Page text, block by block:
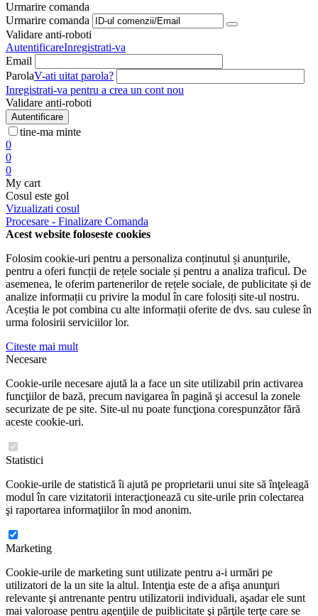
Urmarire comanda
Urmarire comanda
Validare anti-roboti
AutentificareInregistrati-va
Email
ParolaV-ati uitat parola?
Inregistrati-va pentru a crea un cont nou
Validare anti-roboti
Autentificare
tine-ma minte
0
0
0
My cart
Cosul este gol
Vizualizati cosul
Procesare - Finalizare Comanda
Acest website foloseste cookies
Folosim cookie-uri pentru a personaliza conținutul și anunțurile,
pentru a oferi funcții de rețele sociale și pentru a analiza traficul. De
asemenea, le oferim partenerilor de rețele sociale, de publicitate și de
analize informații cu privire la modul în care folosiți site-ul nostru.
Aceștia le pot combina cu alte informații oferite de dvs. sau culese în
urma folosirii serviciilor lor.
Citeste mai mult
Necesare
Cookie-urile necesare ajută la a face un site utilizabil prin activarea
funcţiilor de bază, precum navigarea în pagină şi accesul la zonele
securizate de pe site. Site-ul nu poate funcţiona corespunzător fără
aceste cookie-uri.
Statistici
Cookie-urile de statistică îi ajută pe proprietarii unui site să înţeleagă
modul în care vizitatorii interacţionează cu site-urile prin colectarea
şi raportarea informaţiilor în mod anonim.
Marketing
Cookie-urile de marketing sunt utilizate pentru a-i urmări pe
utilizatori de la un site la altul. Intenţia este de a afişa anunţuri
relevante şi antrenante pentru utilizatorii individuali, aşadar ele sunt
mai valoroase pentru agenţiile de puiblicitate şi părţile terţe care se